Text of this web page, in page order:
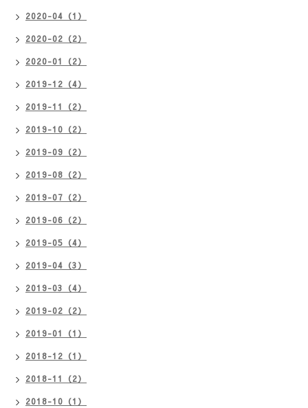
2020-04（1）
2020-02（2）
2020-01（2）
2019-12（4）
2019-11（2）
2019-10（2）
2019-09（2）
2019-08（2）
2019-07（2）
2019-06（2）
2019-05（4）
2019-04（3）
2019-03（4）
2019-02（2）
2019-01（1）
2018-12（1）
2018-11（2）
2018-10（1）